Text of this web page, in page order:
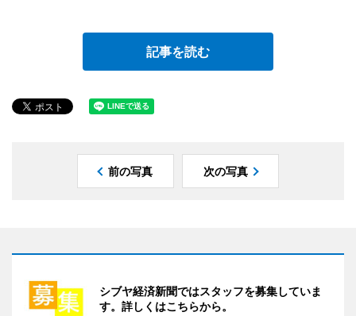
記事を読む
前の写真 次の写真
シブヤ経済新聞ではスタッフを募集していま
す。詳しくはこちらから。